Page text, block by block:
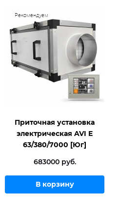
Рекомендуем
Приточная установка
электрическая AVI E
63/380/7000 [Юг]
683000 руб.
В корзину